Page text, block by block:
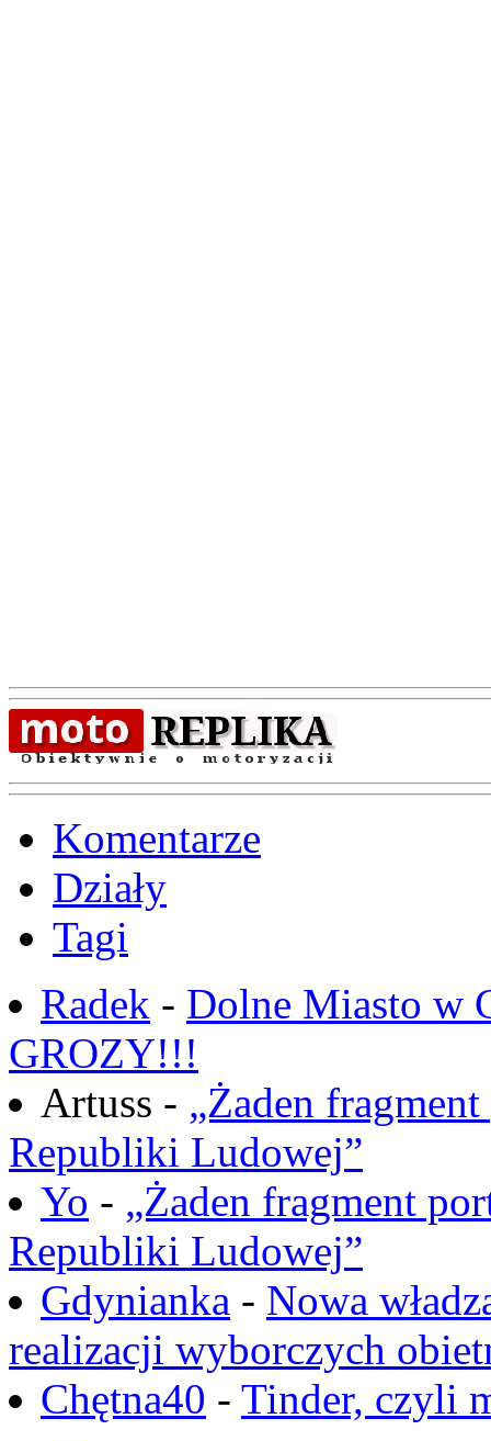
Komentarze
Działy
Tagi
Radek - Dolne Miasto w
GROZY!!!
Artuss - „Żaden
Republiki Ludowej”
Yo - „Żaden fragment
Republiki Ludowej”
Gdynianka - Nowa
realizacji wyborczych
Chętna40 - Tinder, czyli